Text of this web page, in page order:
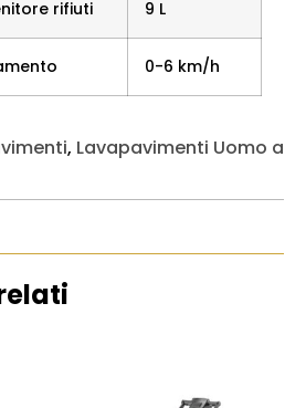
rifiuti 9 L
0-6 km/h
, Lavapavimenti Uomo a